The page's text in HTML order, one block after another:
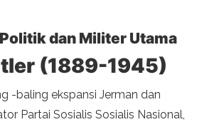
dan Militer Utama
(1889-1945)
-baling ekspansi Jerman dan
Partai Sosialis Sosialis Nasional,